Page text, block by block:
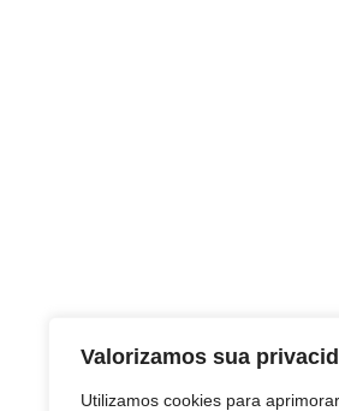
Valorizamos sua
Utilizamos cookies para